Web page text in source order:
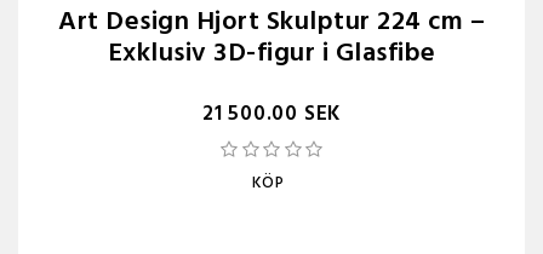
Art Design Hjort Skulptur 224 cm –
Exklusiv 3D-figur i Glasfibe
21 500.00 SEK
KÖP